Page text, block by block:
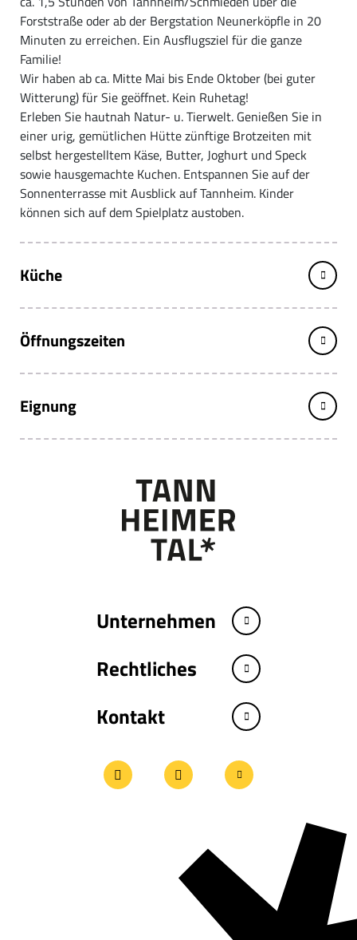
Forststraße oder ab der Bergstation Neunerköpfle in 20
Minuten zu erreichen. Ein Ausflugsziel für die ganze
Familie!
Wir haben ab ca. Mitte Mai bis Ende Oktober (bei guter
Witterung) für Sie geöffnet. Kein Ruhetag!
Erleben Sie hautnah Natur- u. Tierwelt. Genießen Sie in
einer urig, gemütlichen Hütte zünftige Brotzeiten mit
selbst hergestelltem Käse, Butter, Joghurt und Speck
sowie hausgemachte Kuchen. Entspannen Sie auf der
Sonnenterrasse mit Ausblick auf Tannheim. Kinder
können sich auf dem Spielplatz austoben.
Küche
Öffnungszeiten
Eignung
Unternehmen
Rechtliches
Kontakt